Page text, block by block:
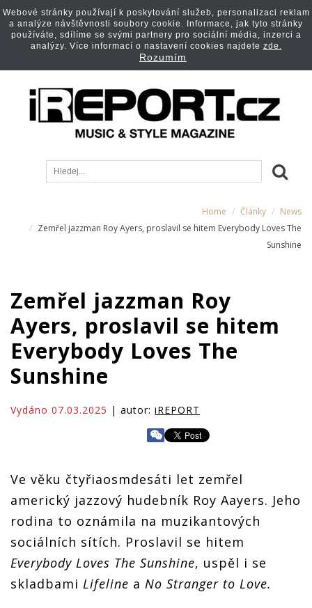
Home Články
News
Zemřel jazzman Roy Ayers, proslavil se hitem Everybody Loves The
Sunshine
Zemřel jazzman Roy
Ayers, proslavil se hitem
Everybody Loves The
Sunshine
Vydáno 07.03.2025 | autor: iREPORT
Ve věku čtyřiaosmdesáti let zemřel
americký jazzový hudebník Roy Aayers. Jeho
rodina to oznámila na muzikantových
sociálních sítích. Proslavil se hitem
Everybody Loves The Sunshine, uspěl i se
skladbami Lifeline a No Stranger to Love.
Webové stránky používají k poskytování služeb, personalizaci reklam
a analýze návštěvnosti soubory cookie. Informace, jak tyto stránky
používáte, sdílíme se svými partnery pro sociální média, inzerci a
analýzy. Více informací o nastavení cookies najdete zde.
Rozumím